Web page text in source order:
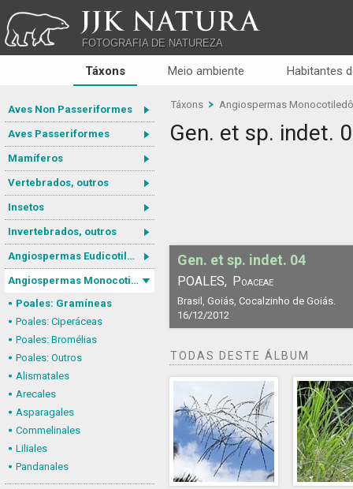
JJK NATURA
FOTOGRAFIA DE NATUREZA
Táxons Meio ambiente Habitantes
Aves Non Passeriformes
Aves Passeriformes
Mamíferos
Vertebrados, outros
Insetos
Invertebrados, outros
Angiospermas Eudicotiledôneas
Angiospermas Monocotiledôneas
Poales: Gramíneas
Poales: Ciperáceas
Poales: Bromélias
Poales: Outros
Alismatales
Arecales
Asparagales
Commelinales
Liliales
Pandanales
Táxons Angiospermas
Gen. et sp. indet.
Gen. et sp. indet. 04
POALES, Poaceae
Brasil, Goiás, Cocalzinho de Goiás.
16/12/2012
TODAS DESTE ÁLBUM